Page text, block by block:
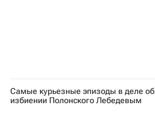
Самые курьезные эпизоды в деле об
избиении Полонского Лебедевым